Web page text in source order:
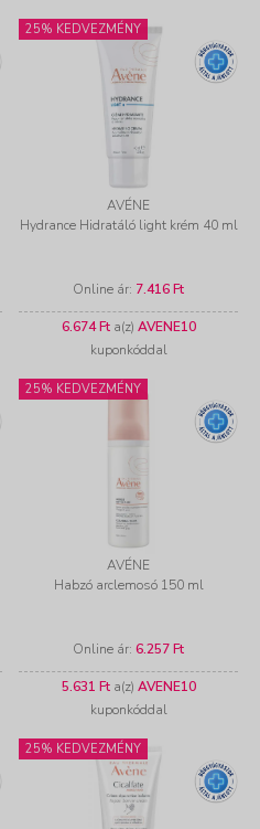
25% KEDVEZMÉNY
AVÉNE
Hydrance Hidratáló light krém 40 ml
Online ár: 7.416 Ft
6.674 Fta(z) AVENE10
kuponkóddal
25% KEDVEZMÉNY
AVÉNE
Habzó arclemosó 150 ml
Online ár: 6.257 Ft
5.631 Fta(z) AVENE10
kuponkóddal
25% KEDVEZMÉNY